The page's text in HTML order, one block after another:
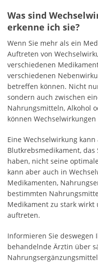
Was sind
erkenne ich sie?
Wenn Sie mehr als ein
Auftreten von
verschiedenen
verschiedenen
betreffen können. Nicht
sondern auch zwischen
Nahrungsmitteln, Alkohol
können
Eine Wechselwirkung
Blutkrebsmedikament,
haben, nicht seine
kann aber auch in
Medikamenten,
bestimmten
Medikament zu stark wirkt
auftreten.
Informieren Sie
behandelnde Ärztin über